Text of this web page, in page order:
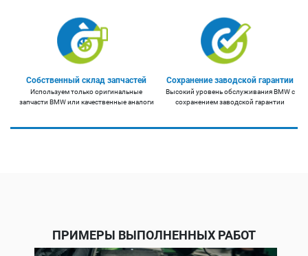
Собственный склад запчастей
Используем только оригинальные
запчасти BMW или качественные аналоги
Сохранение заводской гарантии
Высокий уровень обслуживания BMW с
сохранением заводской гарантии
ПРИМЕРЫ ВЫПОЛНЕННЫХ РАБОТ